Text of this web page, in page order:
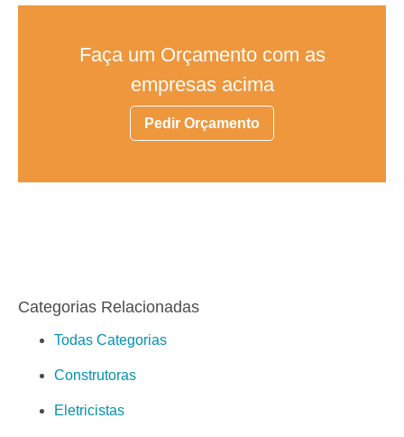
Faça um Orçamento com as
empresas acima
Pedir Orçamento
Categorias Relacionadas
Todas Categorias
Construtoras
Eletricistas